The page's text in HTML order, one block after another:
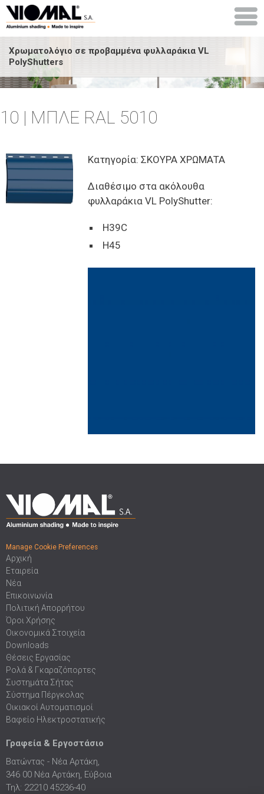
Χρωματολόγιο σε προβαμμένα φυλλαράκια VL
PolyShutters
10 | ΜΠΛΕ RAL 5010
Κατηγορία: ΣΚΟΥΡΑ ΧΡΩΜΑΤΑ
Διαθέσιμο στα ακόλουθα
φυλλαράκια VL PolyShutter:
H39C
H45
Manage Cookie Preferences
Αρχική
Εταιρεία
Νέα
Επικοινωνία
Πολιτική Απορρήτου
Όροι Χρήσης
Οικονομικά Στοιχεία
Downloads
Θέσεις Εργασίας
Ρολά & Γκαραζόπορτες
Συστημάτα Σήτας
Σύστημα Πέργκολας
Οικιακοί Αυτοματισμοί
Βαφείο Ηλεκτροστατικής
Γραφεία & Εργοστάσιο
Βατώντας - Νέα Αρτάκη,
346 00 Νέα Αρτάκη, Εύβοια
Τηλ: 22210 45236-40